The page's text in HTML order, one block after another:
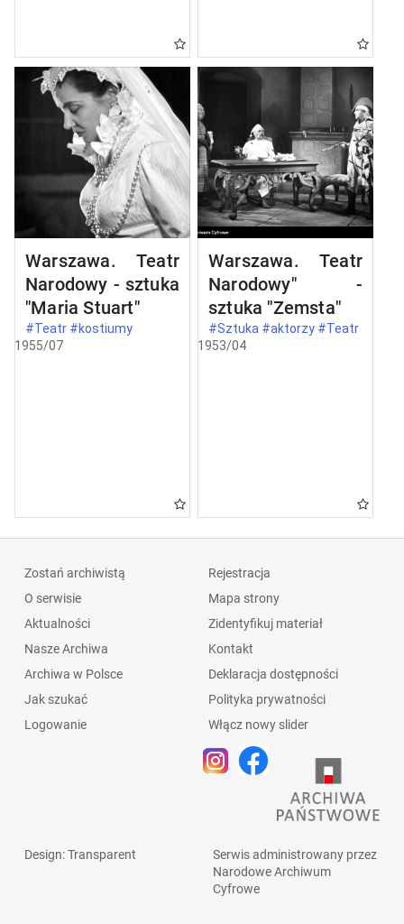
Warszawa. Teatr
Narodowy - sztuka
"Maria Stuart"
#Teatr #kostiumy
1955/07
Warszawa. Teatr
Narodowy" -
sztuka "Zemsta"
#Sztuka #aktorzy #Teatr
1953/04
Zostań archiwistą
O serwisie
Aktualności
Nasze Archiwa
Archiwa w Polsce
Jak szukać
Logowanie
Rejestracja
Mapa strony
Zidentyfikuj materiał
Kontakt
Deklaracja dostępności
Polityka prywatności
Włącz nowy slider
Design: Transparent
Serwis administrowany przez
Narodowe Archiwum
Cyfrowe